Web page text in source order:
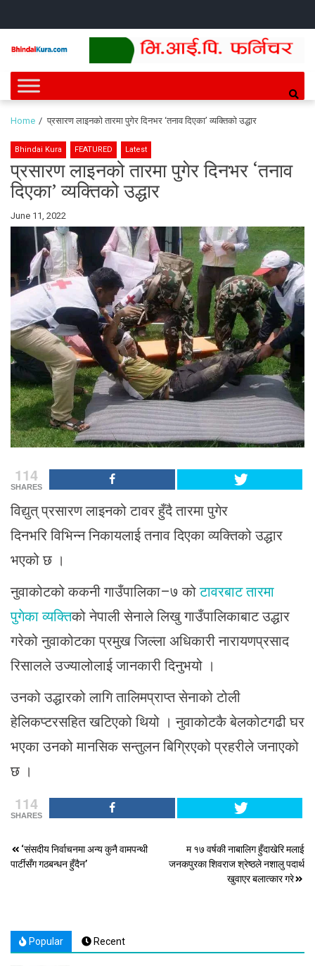
Bhindai Kura
News and entertainment.
Home प्रसारण लाइनको तारमा पुगेर दिनभर ‘तनाव दिएका’ व्यक्तिको उद्धार
Bhindai Kura FEATURED Latest
प्रसारण लाइनको तारमा पुगेर दिनभर ‘तनाव
दिएका’ व्यक्तिको उद्धार
By
Bhindai
June 11, 2022
114
SHARES
विद्युत् प्रसारण लाइनको टावर हुँदै तारमा पुगेर
दिनभरि विभिन्न निकायलाई तनाव दिएका व्यक्तिको उद्धार
भएको छ ।
नुवाकोटको ककनी गाउँपालिका–७ कोटावरबाट तारमा
पुगेका व्यक्तिको नेपाली सेनाले लिखु गाउँपालिकाबाट उद्धार
गरेको नुवाकोटका प्रमुख जिल्ला अधिकारी नारायणप्रसाद
रिसालले उज्यालोलाई जानकारी दिनुभयो ।
उनको उद्धारको लागि तालिमप्राप्त सेनाको टोली
हेलिकप्टरसहित खटिएको थियो । नुवाकोटकै बेलकोटगढी घर
भएका उनको मानसिक सन्तुलन बिग्रिएको प्रहरीले जनाएको
छ ।
114
SHARES
Post
navigation
‘संसदीय निर्वाचनमा अन्य कुनै वामपन्थी
पार्टीसँग गठबन्धन हुँदैन’
म १७ वर्षकी नाबालिग हुँदाखेरि मलाई
जनकपुरका शिवराज श्रेष्ठले नशालु पदार्थ
खुवाएर बलात्कार गरे
Popular Recent